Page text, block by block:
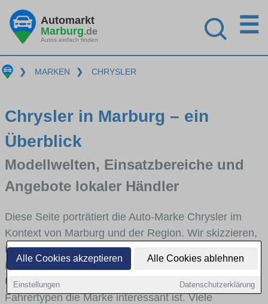
Alle Cookies akzeptieren Alle Cookies ablehnen
Einstellungen Datenschutzerklärung
Automarkt
Marburg.de
Autos einfach finden
☰
❯ MARKEN ❯ CHRYSLER
Chrysler in Marburg – ein
Überblick
Modellwelten, Einsatzbereiche und
Angebote lokaler Händler
Diese Seite porträtiert die Auto-Marke Chrysler im
Kontext von Marburg und der Region. Wir skizzieren,
in welchen Fahrzeugklassen Chrysler stark vertreten
ist, welche Modellreihen häufig im Stadt- und
Umlandverkehr zu sehen sind und für welche
Fahrertypen die Marke interessant ist. Viele